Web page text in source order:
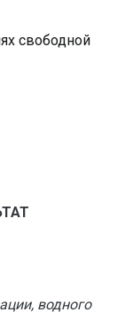
свободной
водного